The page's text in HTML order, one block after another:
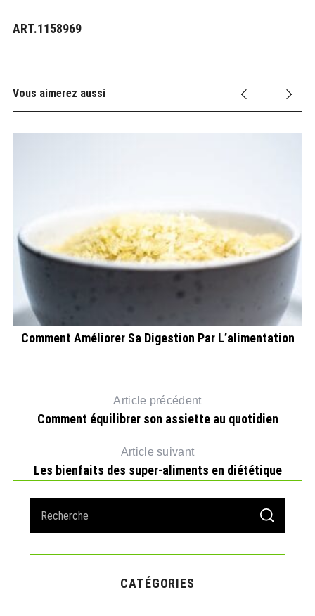
ART.1158969
Vous aimerez aussi
Comment Améliorer Sa Digestion Par L’alimentation
Article précédent
Comment équilibrer son assiette au quotidien
Article suivant
Les bienfaits des super-aliments en diététique
a
r
S
A
C
CATÉGORIES